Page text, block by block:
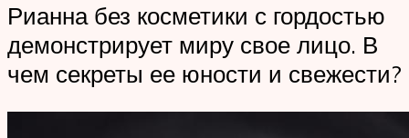
Рианна без косметики с гордостью
демонстрирует миру свое лицо. В
чем секреты ее юности и свежести?